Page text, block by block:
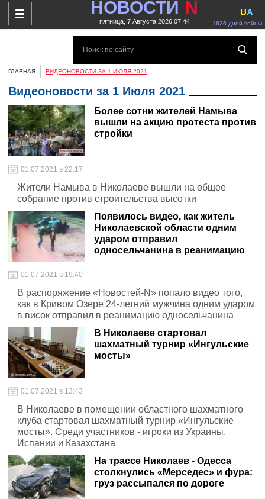
НОВОСТИ N
пятница, 7 Августа 2026 07:44 1626 дней войны
UA
ГЛАВНАЯ ВИДЕОНОВОСТИ ЗА 1 ИЮЛЯ 2021
Видеоновости за 1 Июля 2021
Более сотни жителей Намыва
вышли на акцию протеста против
стройки
01.07.2021 в 22:17
Жители Намыва в Николаеве вышли на общее
собрание против строительства высотки
Появилось видео, как житель
Николаевской области одним
ударом отправил
односельчанина в реанимацию
01.07.2021 в 19:40
В распоряжение «Новостей-N» попало видео того,
как в Кривом Озере 24-летний мужчина одним ударом
в висок отправил в реанимацию односельчанина
В Николаеве стартовал
шахматный турнир «Ингульские
мосты»
01.07.2021 в 13:43
В Николаеве в помещении областного шахматного
клуба стартовал шахматный турнир «Ингульские
мосты». Среди участников - игроки из Украины,
Испании и Казахстана
На трассе Николаев - Одесса
столкнулись «Мерседес» и фура:
груз рассыпался по дороге